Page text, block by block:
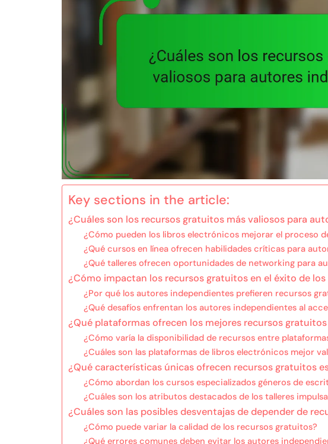
Key sections in the article:
¿Cuáles son los recursos gratuitos más valiosos para
¿Cómo pueden los libros electrónicos mejorar el proceso
¿Qué cursos en línea ofrecen habilidades críticas para
¿Qué talleres ofrecen oportunidades de networking para
¿Cómo impactan los recursos gratuitos en el éxito de
¿Por qué los autores independientes prefieren recursos
¿Qué desafíos enfrentan los autores independientes al
¿Qué plataformas ofrecen los mejores recursos
¿Cómo varía la disponibilidad de recursos entre
¿Cuáles son las plataformas de libros electrónicos mejor
¿Qué características únicas ofrecen recursos gratuitos
¿Cómo abordan los cursos especializados géneros de
¿Cuáles son los atributos destacados de los talleres
¿Cuáles son las posibles desventajas de depender de
¿Cómo puede variar la calidad de los recursos gratuitos?
¿Qué errores comunes deben evitar los autores